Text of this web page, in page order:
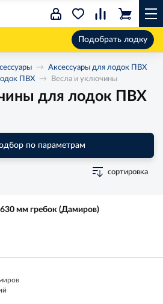
Подобрать лодку
Аксессуары для лодок ПВХ
ПВХ
Весла и уключины
для лодок ПВХ
по параметрам
сортировка
630 мм гребок (Дамиров)